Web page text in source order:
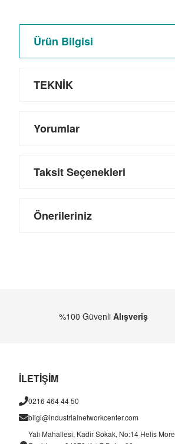
Ürün Bilgisi
TEKNİK
Yorumlar
Taksit Seçenekleri
Önerileriniz
%100 Güvenli Alışveriş
İLETİŞİM
0216 464 44 50
bilgi@industrialnetworkcenter.com
Yalı Mahallesi, Kadir Sokak, No:14 Helis More